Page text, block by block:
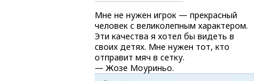
Мне не нужен игрок — прекрасный
человек с великолепным характером.
Эти качества я хотел бы видеть в
своих детях. Мне нужен тот, кто
отправит мяч в сетку.
— Жозе Моуриньо.